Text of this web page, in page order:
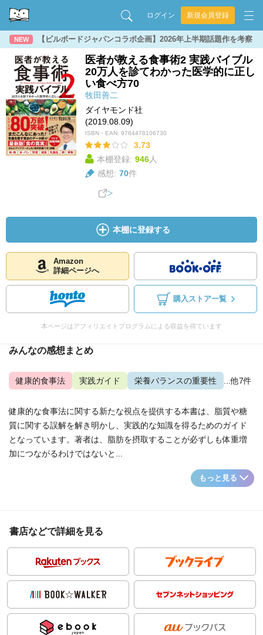
ログイン 新規会員登録
NEW 【ビルボードジャパンコラボ企画】2026年上半期話題作を考察
医者が教える食事術2 実践バイブル
20万人を診てわかった医学的に正し
い食べ方70
牧田善二
ダイヤモンド社
(2019.08.09)
ISBN・EAN: 9784478106730
3.73
本棚登録: 946人
感想: 70件
本棚に登録する
Amazon
詳細ページへ
購入ストア一覧
本ページはアフィリエイトプログラムによる収益を得ています
みんなの感想まとめ
健康的食事法 実践ガイド 栄養バランスの重要性 ...他7件
健康的な食事法に関する新たな視点を提供する本書は、脂質や糖
質に関する誤解を解き明かし、実践的な知識を得るためのガイド
となっています。著者は、脂肪を摂取することが必ずしも体重増
加につながるわけではないと...
もっと見る
書店などで詳細を見る